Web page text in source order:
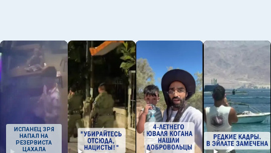
ИСПАНЕЦ ЗРЯ
НАПАЛ НА
РЕЗЕРВИСТА
ЦАХАЛА